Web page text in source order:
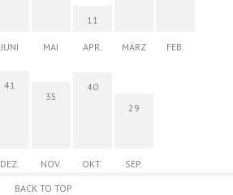
JUNI MAI
11
APR. MÄRZ FEB.
41
DEZ.
35
NOV.
40
OKT.
29
SEP.
BACK TO TOP